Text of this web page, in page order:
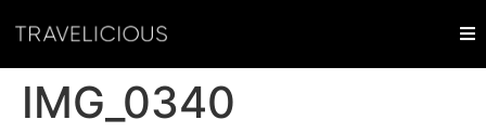
IMG_0340